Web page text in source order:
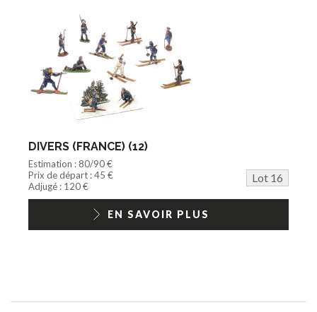
DIVERS (FRANCE) (12)
Estimation : 80/90 €
Prix de départ : 45 €
Lot 16
Adjugé : 120 €
EN SAVOIR PLUS